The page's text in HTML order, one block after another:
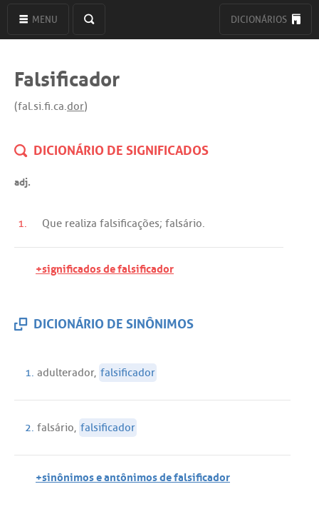
MENU DICIONÁRIOS
Falsificador
(fal.si.fi.ca.dor)
DICIONÁRIO DE SIGNIFICADOS
adj.
1. Que realiza falsificações; falsário.
+significados de falsificador
DICIONÁRIO DE SINÔNIMOS
1. adulterador, falsificador
2. falsário, falsificador
+sinônimos e antônimos de falsificador